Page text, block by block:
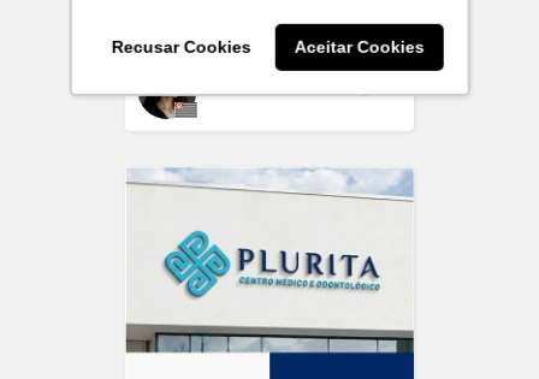
Recusar Cookies Aceitar Cookies
larissaserr Off